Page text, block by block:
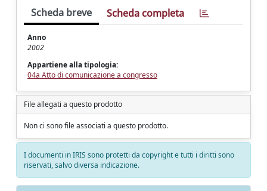
Scheda breve Scheda completa
Anno
2002
Appartiene alla tipologia:
04a Atto di comunicazione a congresso
File allegati a questo prodotto
Non ci sono file associati a questo prodotto.
I documenti in IRIS sono protetti da copyright e tutti i diritti sono
riservati, salvo diversa indicazione.